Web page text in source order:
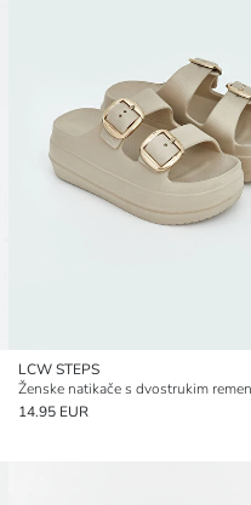
LCW STEPS
Ženske natikače s dvostrukim
14.95 EUR